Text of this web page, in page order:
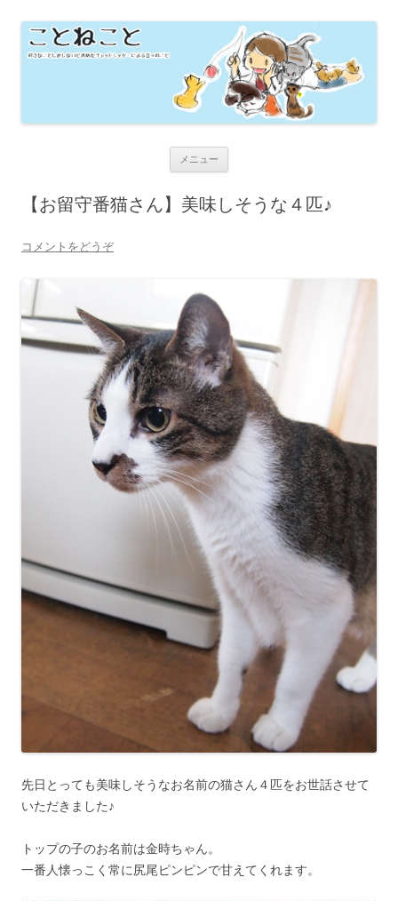
グ 『ことねこと』
メニュー
【お留守番猫さん】美味しそうな４匹♪
コメントをどうぞ
先日とっても美味しそうなお名前の猫さん４匹をお世話させて
いただきました♪
トップの子のお名前は金時ちゃん。
一番人懐っこく常に尻尾ピンピンで甘えてくれます。